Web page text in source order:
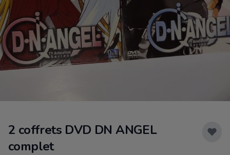
2 coffrets DVD DN ANGEL
complet